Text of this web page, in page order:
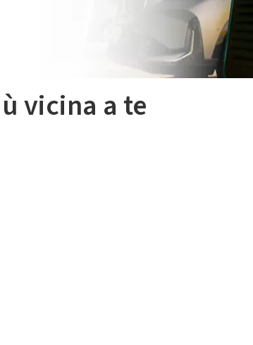
vicina a te